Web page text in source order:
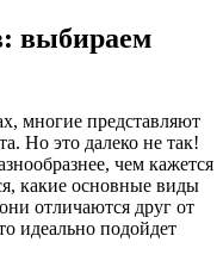
выбираем
многие представляют
Но это далеко не так!
чем кажется
какие основные виды
отличаются друг от
идеально подойдет